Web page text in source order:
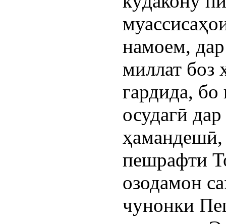
намоем,
миллат боз
гардида,
осудагӣ
пешрафти
озодамон
чунонки